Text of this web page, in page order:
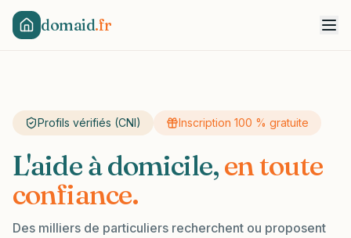
domaid.fr
Profils vérifiés (CNI) Inscription 100 % gratuite
L'aide à domicile,en toute
confiance.
Des milliers de particuliers recherchent ou proposent